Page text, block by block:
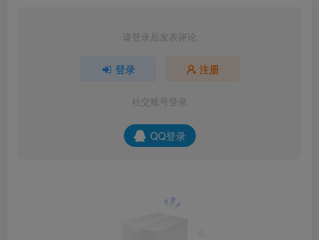
请登录后发表评论
登录 注册
社交账号登录
QQ登录